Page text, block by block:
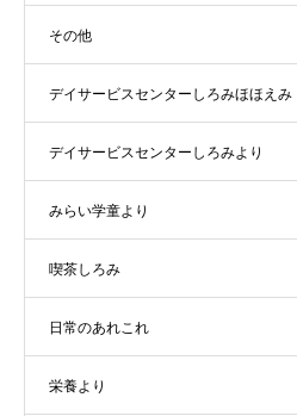
その他
デイサービスセンターしろみほほえみ
デイサービスセンターしろみより
みらい学童より
喫茶しろみ
日常のあれこれ
栄養より